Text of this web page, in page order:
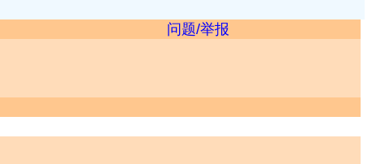
问题/举报